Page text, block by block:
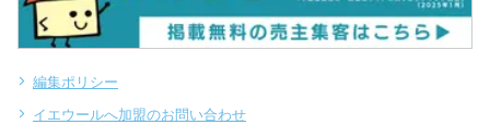
編集ポリシー
イエウールへ加盟のお問い合わせ